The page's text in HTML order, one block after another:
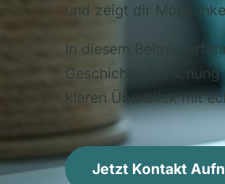
und zeigt dir
In diesem Beitrag
Geschichte,
klaren Überblick mit
Jetzt Kontakt